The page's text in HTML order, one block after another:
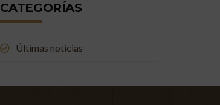
CATEGORÍAS
Últimas noticias